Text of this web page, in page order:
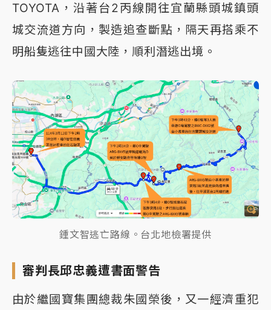
TOYOTA，沿著台2丙線開往宜蘭縣頭城鎮頭
城交流道方向，製造追查斷點，隔天再搭乘不
明船隻逃往中國大陸，順利潛逃出境。
鍾文智逃亡路線。台北地檢署提供
審判長邱忠義遭書面警告
由於繼國寶集團總裁朱國榮後，又一經濟重犯